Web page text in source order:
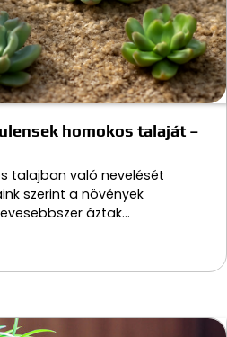
homokos talaját –
talajban való nevelését
szerint a növények
áztak…